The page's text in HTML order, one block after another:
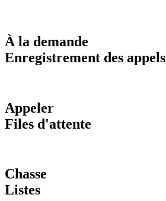
À la demande
Enregistrement des appels
Appeler
Files d'attente
Chasse
Listes